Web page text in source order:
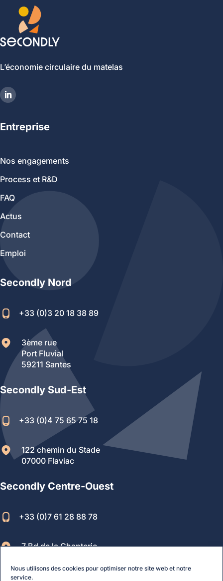
Nous utilisons des cookies pour optimiser notre site web et notre
service.
L’économie circulaire du matelas
Entreprise
Nos engagements
Process et R&D
FAQ
Actus
Contact
Emploi
Secondly Nord
+33 (0)3 20 18 38 89
3ème rue
Port Fluvial
59211 Santes
Secondly Sud-Est
+33 (0)4 75 65 75 18
122 chemin du Stade
07000 Flaviac
Secondly Centre-Ouest
+33 (0)7 61 28 88 78
7 Bd de la Chanterie,